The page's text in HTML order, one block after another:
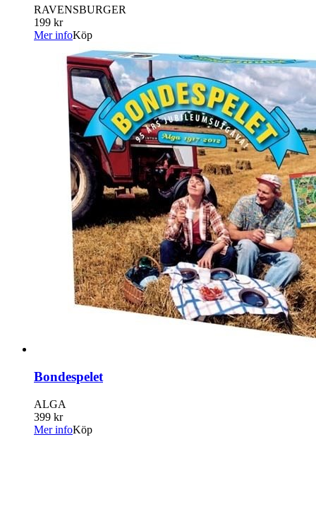
RAVENSBURGER
199 kr
Mer infoKöp
Bondespelet
ALGA
399 kr
Mer infoKöp